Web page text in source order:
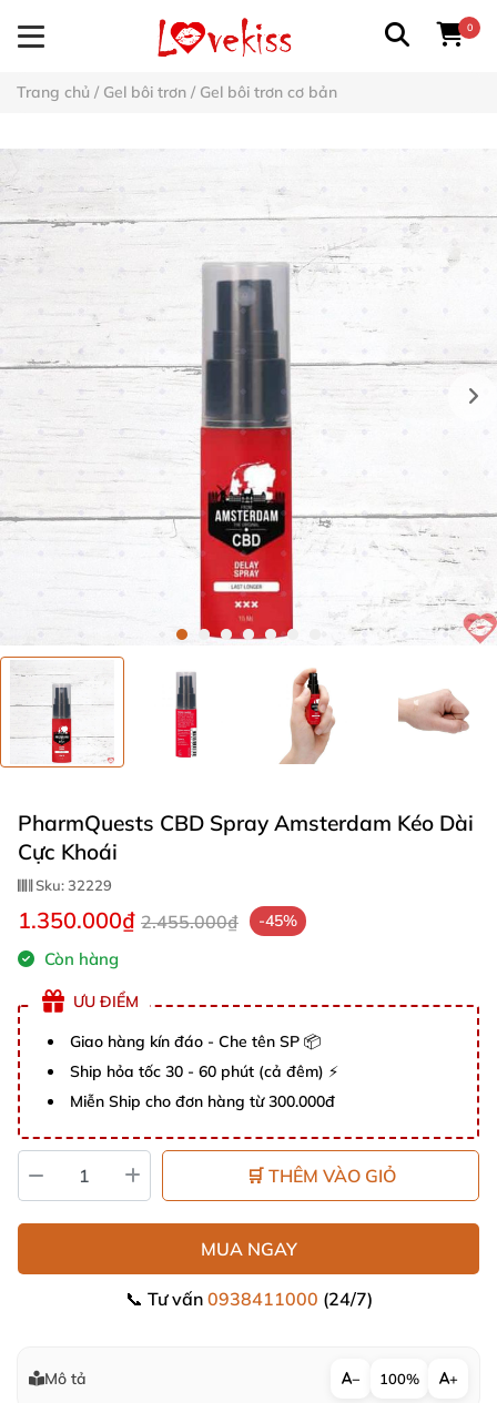
0
Trang chủ / Gel bôi trơn / Gel bôi trơn cơ bản
PharmQuests CBD Spray Amsterdam Kéo Dài
Cực Khoái
Sku:32229
1.350.000₫ 2.455.000₫ -45%
Còn hàng
ƯU ĐIỂM
Giao hàng kín đáo - Che tên SP 📦
Ship hỏa tốc 30 - 60 phút (cả đêm) ⚡
Miễn Ship cho đơn hàng từ 300.000đ
🛒 THÊM VÀO GIỎ
MUA NGAY
📞 Tư vấn 0938411000 (24/7)
Mô tả − 100% +